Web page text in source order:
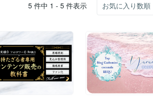
5 件中 1 - 5 件表示